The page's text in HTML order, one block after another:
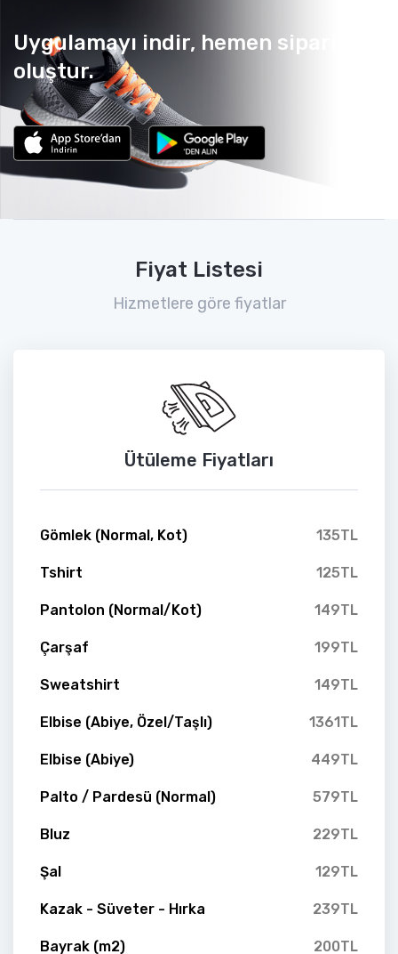
Uygulamayı indir, hemen sipariş
oluştur.
Fiyat Listesi
Hizmetlere göre fiyatlar
Ütüleme Fiyatları
Gömlek (Normal, Kot) 135TL
Tshirt 125TL
Pantolon (Normal/Kot) 149TL
Çarşaf 199TL
Sweatshirt 149TL
Elbise (Abiye, Özel/Taşlı) 1361TL
Elbise (Abiye) 449TL
Palto / Pardesü (Normal) 579TL
Bluz 229TL
Şal 129TL
Kazak - Süveter - Hırka 239TL
Bayrak (m2) 200TL